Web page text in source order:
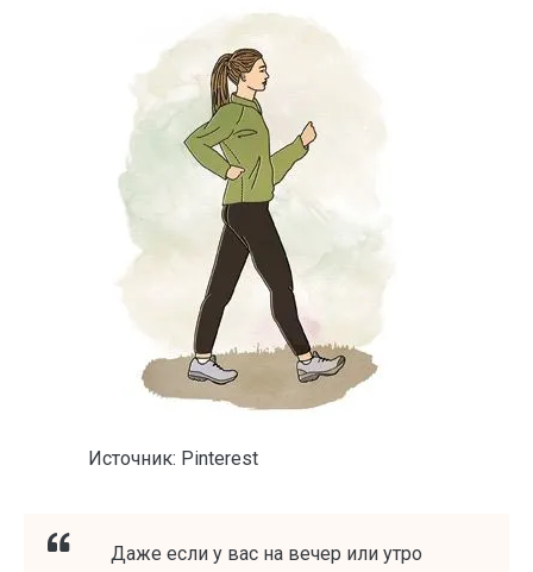
Источник: Pinterest
Даже если у вас на вечер или утро